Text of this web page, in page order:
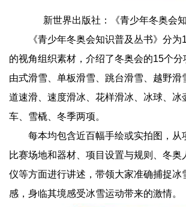
新世界出版社：《青少年冬奥会
《青少年冬奥会知识普及丛书》分
的视角组织素材，介绍了冬奥会的15个分
由式滑雪、单板滑雪、跳台滑雪、越野滑
道速滑、速度滑冰、花样滑冰、冰球、冰
车、雪橇、冬季两项。
每本均包含近百幅手绘或实拍图，从
比赛场地和器材、项目设置与规则、冬奥
仪等方面进行讲述，带领大家准确捕捉冰
感，身临其境感受冰雪运动带来的激情。